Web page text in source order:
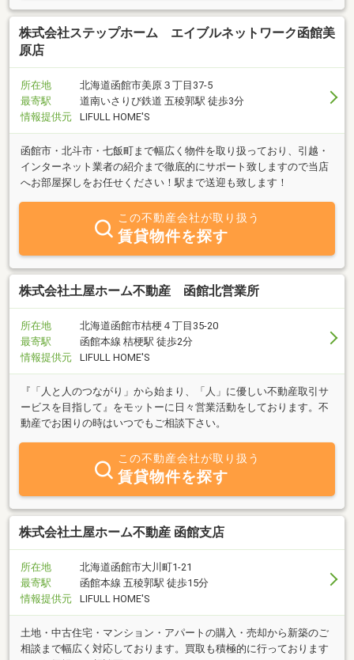
株式会社ステップホーム エイブルネットワーク函館美
原店
所在地
北海道函館市美原３丁目37-5
最寄駅
道南いさりび鉄道 五稜郭駅 徒歩3分
情報提供元
LIFULL HOME'S
函館市・北斗市・七飯町まで幅広く物件を取り扱っており、引越・
インターネット業者の紹介まで徹底的にサポート致しますので当店
へお部屋探しをお任せください！駅まで送迎も致します！
この不動産会社が取り扱う
賃貸物件を探す
株式会社土屋ホーム不動産 函館北営業所
所在地
北海道函館市桔梗４丁目35-20
最寄駅
函館本線 桔梗駅 徒歩2分
情報提供元
LIFULL HOME'S
『「人と人のつながり」から始まり、「人」に優しい不動産取引サ
ービスを目指して』をモットーに日々営業活動をしております。不
動産でお困りの時はいつでもご相談下さい。
この不動産会社が取り扱う
賃貸物件を探す
株式会社土屋ホーム不動産 函館支店
所在地
北海道函館市大川町1-21
最寄駅
函館本線 五稜郭駅 徒歩15分
情報提供元
LIFULL HOME'S
土地・中古住宅・マンション・アパートの購入・売却から新築のご
相談まで幅広く対応しております。買取も積極的に行っております